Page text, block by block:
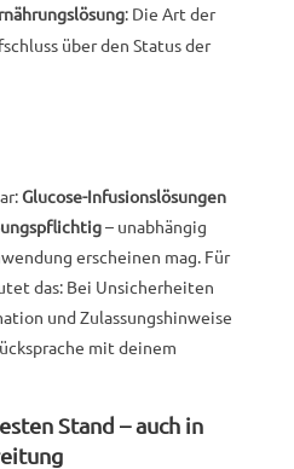
: Die Art der
über den Status der
Glucose-Infusionslösungen
– unabhängig
erscheinen mag. Für
das: Bei Unsicherheiten
und Zulassungshinweise
mit deinem
Stand – auch in